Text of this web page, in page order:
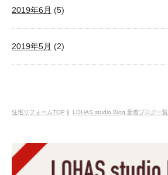
2019年6月 (5)
2019年5月 (2)
住宅リフォームTOP ｜ LOHAS studio Blog 新着ブログ一覧